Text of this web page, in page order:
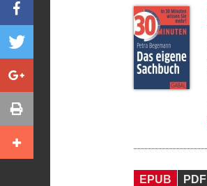
EPUB
PDF